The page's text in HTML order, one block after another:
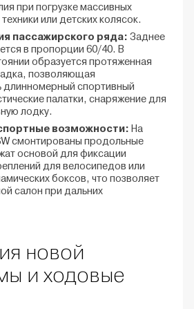
при погрузке массивных
или детских колясок.
пассажирского ряда: Заднее
в пропорции 60/40. В
образуется протяженная
позволяющая
длинномерный спортивный
палатки, снаряжение для
лодку.
возможности: На
смонтированы продольные
основой для фиксации
для велосипедов или
боксов, что позволяет
салон при дальних
новой
и ходовые